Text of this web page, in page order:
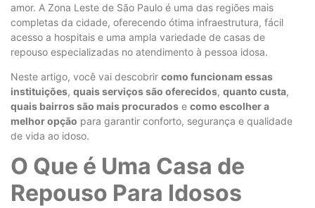
amor. A Zona Leste de São Paulo é uma das regiões mais
completas da cidade, oferecendo ótima infraestrutura, fácil
acesso a hospitais e uma ampla variedade de casas de
repouso especializadas no atendimento à pessoa idosa.
Neste artigo, você vai descobrir como funcionam essas
instituições, quais serviços são oferecidos, quanto custa,
quais bairros são mais procurados e como escolher a
melhor opção para garantir conforto, segurança e qualidade
de vida ao idoso.
O Que é Uma Casa de
Repouso Para Idosos